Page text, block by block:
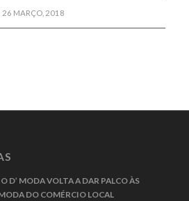
26 MARÇO, 2018
D’ MODA VOLTA A DAR PALCO ÀS
DO COMÉRCIO LOCAL